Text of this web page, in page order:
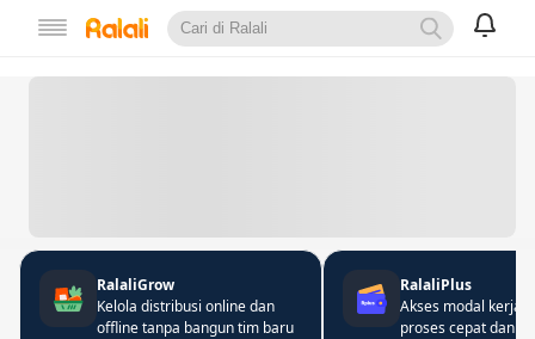
RalaliGrow
Kelola distribusi online dan
offline tanpa bangun tim baru
RalaliPlus
Akses modal kerja
proses cepat dan